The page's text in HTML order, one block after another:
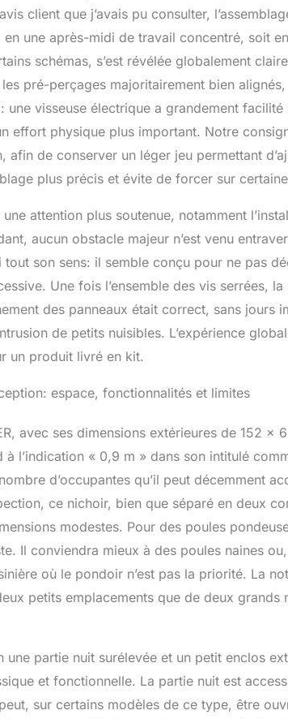
client que j’avais pu consulter,
en une après-midi de travail concentré, soit
schémas, s’est révélée globalement
pré-perçages majoritairement bien
une visseuse électrique a grandement
effort physique plus important. Notre
afin de conserver un léger jeu permettant
plus précis et évite de forcer sur
attention plus soutenue, notamment
aucun obstacle majeur n’est venu
son sens: il semble conçu pour ne pas
Une fois l’ensemble des vis serrées, la
des panneaux était correct, sans jours
de petits nuisibles. L’expérience
un produit livré en kit.
espace, fonctionnalités et limites
avec ses dimensions extérieures de 152 x
l’indication « 0,9 m » dans son intitulé
d’occupantes qu’il peut décemment
ce nichoir, bien que séparé en deux
modestes. Pour des poules
Il conviendra mieux à des poules naines
où le pondoir n’est pas la priorité. La
petits emplacements que de deux
une partie nuit surélevée et un petit enclos
et fonctionnelle. La partie nuit est
sur certains modèles de ce type, être